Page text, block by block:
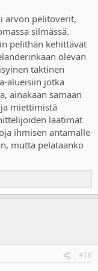
arvon pelitoverit,
silmässä.
pelithän kehittävät
olevan
taktinen
alueisiin jotka
ainakaan samaan
miettimistä
laatimat
ihmisen antamalle
mutta pelataanko
#16